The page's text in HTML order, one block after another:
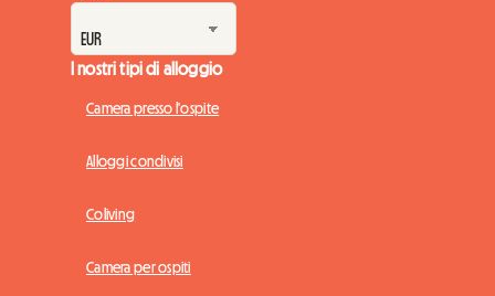
I nostri tipi di alloggio
Camera presso l'ospite
Alloggi condivisi
Coliving
Camera per ospiti